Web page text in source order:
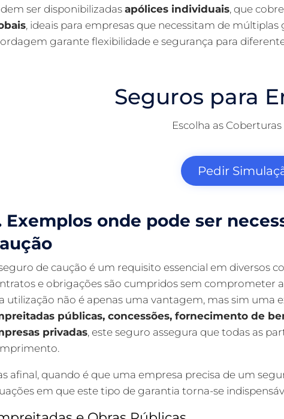
ser disponibilizadasapólices individuais, que
, ideais para empresas que necessitam de
garante flexibilidade e segurança para
Seguros para
Escolha as
Pedir
Exemplos onde pode ser
de caução é um requisito essencial em diversos
e obrigações são cumpridos sem comprometer
utilização não é apenas uma vantagem, mas sim uma
públicas, concessões, fornecimento de
privadas, este seguro assegura que todas as
afinal, quando é que uma empresa precisa de um
em que este tipo de garantia torna-se